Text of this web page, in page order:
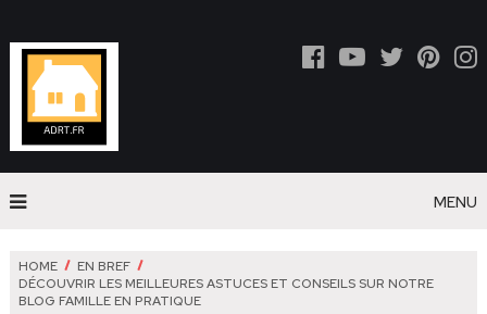
MENU
HOME
EN BREF
DÉCOUVRIR LES MEILLEURES ASTUCES ET CONSEILS SUR NOTRE
BLOG FAMILLE EN PRATIQUE